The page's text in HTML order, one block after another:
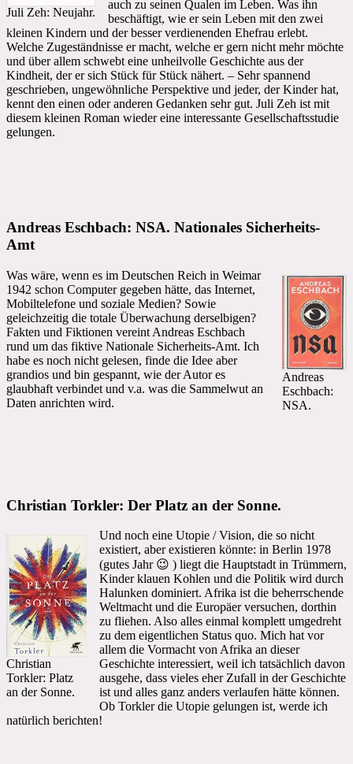
Juli Zeh: Neujahr.
auch zu seinen Qualen im Leben. Was ihn
beschäftigt, wie er sein Leben mit den zwei
kleinen Kindern und der besser verdienenden Ehefrau erlebt.
Welche Zugeständnisse er macht, welche er gern nicht mehr möchte
und über allem schwebt eine unheilvolle Geschichte aus der
Kindheit, der er sich Stück für Stück nähert. – Sehr spannend
geschrieben, ungewöhnliche Perspektive und jeder, der Kinder hat,
kennt den einen oder anderen Gedanken sehr gut. Juli Zeh ist mit
diesem kleinen Roman wieder eine interessante Gesellschaftsstudie
gelungen.
Andreas Eschbach: NSA. Nationales Sicherheits-
Amt
Andreas
Eschbach:
NSA.
Was wäre, wenn es im Deutschen Reich in Weimar
1942 schon Computer gegeben hätte, das Internet,
Mobiltelefone und soziale Medien? Sowie
geleichzeitig die totale Überwachung derselbigen?
Fakten und Fiktionen vereint Andreas Eschbach
rund um das fiktive Nationale Sicherheits-Amt. Ich
habe es noch nicht gelesen, finde die Idee aber
grandios und bin gespannt, wie der Autor es
glaubhaft verbindet und v.a. was die Sammelwut an
Daten anrichten wird.
Christian Torkler: Der Platz an der Sonne.
Christian
Torkler: Platz
an der Sonne.
Und noch eine Utopie / Vision, die so nicht
existiert, aber existieren könnte: in Berlin 1978
(gutes Jahr 😉 ) liegt die Hauptstadt in Trümmern,
Kinder klauen Kohlen und die Politik wird durch
Halunken dominiert. Afrika ist die beherrschende
Weltmacht und die Europäer versuchen, dorthin
zu fliehen. Also alles einmal komplett umgedreht
zu dem eigentlichen Status quo. Mich hat vor
allem die Vormacht von Afrika an dieser
Geschichte interessiert, weil ich tatsächlich davon
ausgehe, dass vieles eher Zufall in der Geschichte
ist und alles ganz anders verlaufen hätte können.
Ob Torkler die Utopie gelungen ist, werde ich
natürlich berichten!